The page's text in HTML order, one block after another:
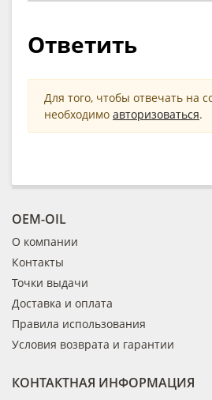
Ответить
Для того, чтобы отвечать на
необходимо авторизоваться.
OEM-OIL
О компании
Контакты
Точки выдачи
Доставка и оплата
Правила использования
Условия возврата и гарантии
КОНТАКТНАЯ ИНФОРМАЦИЯ